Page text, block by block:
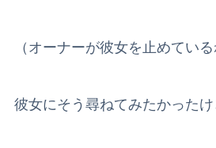
（オーナーが彼女を止めている
彼女にそう尋ねてみたかったけ